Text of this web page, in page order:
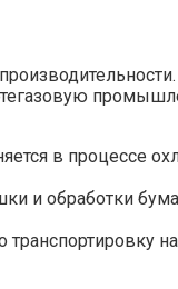
в процессе
и обработки